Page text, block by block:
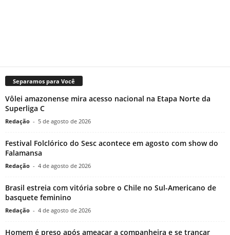
Separamos para Você
Vôlei amazonense mira acesso nacional na Etapa Norte da
Superliga C
Redação - 5 de agosto de 2026
Festival Folclórico do Sesc acontece em agosto com show do
Falamansa
Redação - 4 de agosto de 2026
Brasil estreia com vitória sobre o Chile no Sul-Americano de
basquete feminino
Redação - 4 de agosto de 2026
Homem é preso após ameaçar a companheira e se trancar